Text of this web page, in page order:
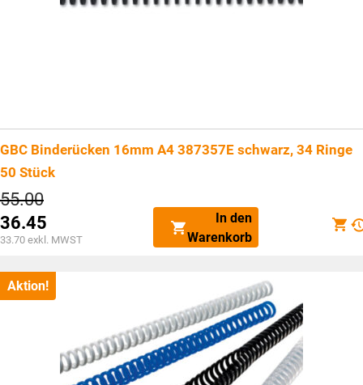
GBC Binderücken 16mm A4 387357E schwarz, 34 Ringe
50 Stück
55.00Ursprünglicher
Preis
war:
CHF55.00
36.45
Aktueller
ist:
CHF36.45.
33.70 exkl. MWST
In den
Warenkorb
Aktion!